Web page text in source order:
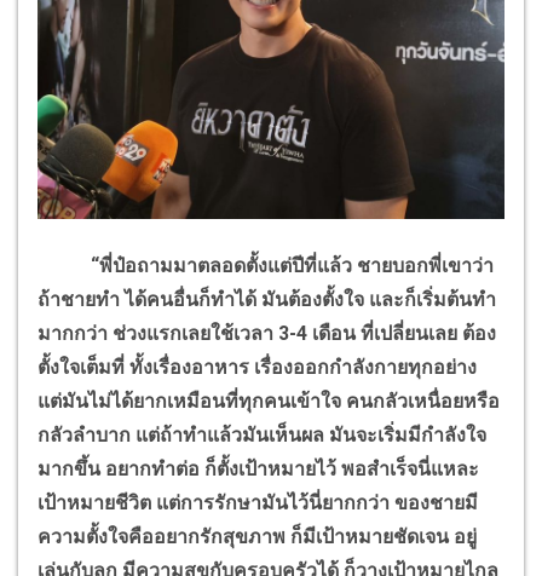
“พี่ป๋อถามมาตลอดตั้งแต่ปีที่แล้ว ชายบอกพี่เขาว่า
ถ้าชายทำ ได้คนอื่นก็ทำได้ มันต้องตั้งใจ และก็เริ่มต้นทำ
มากกว่า ช่วงแรกเลยใช้เวลา 3-4 เดือน ที่เปลี่ยนเลย ต้อง
ตั้งใจเต็มที่ ทั้งเรื่องอาหาร เรื่องออกกำลังกายทุกอย่าง
แต่มันไม่ได้ยากเหมือนที่ทุกคนเข้าใจ คนกลัวเหนื่อยหรือ
กลัวลำบาก แต่ถ้าทำแล้วมันเห็นผล มันจะเริ่มมีกำลังใจ
มากขึ้น อยากทำต่อ ก็ตั้งเป้าหมายไว้ พอสำเร็จนี่แหละ
เป้าหมายชีวิต แต่การรักษามันไว้นี่ยากกว่า ของชายมี
ความตั้งใจคืออยากรักสุขภาพ ก็มีเป้าหมายชัดเจน อยู่
เล่นกับลูก มีความสุขกับครอบครัวได้ ก็วางเป้าหมายไกล